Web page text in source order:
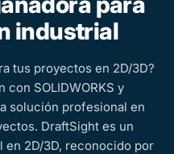
industrial
tus proyectos en 2D/3D?
con SOLIDWORKS y
solución profesional en
DraftSight es un
en 2D/3D, reconocido por